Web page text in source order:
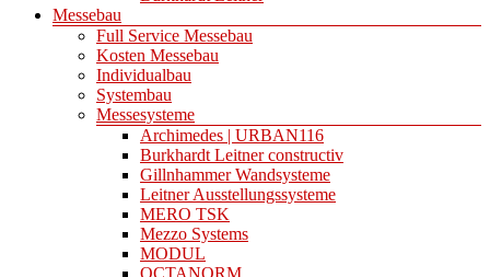
Messebau
Full Service Messebau
Kosten Messebau
Individualbau
Systembau
Messesysteme
Archimedes | URBAN116
Burkhardt Leitner constructiv
Gillnhammer Wandsysteme
Leitner Ausstellungssysteme
MERO TSK
Mezzo Systems
MODUL
OCTANORM